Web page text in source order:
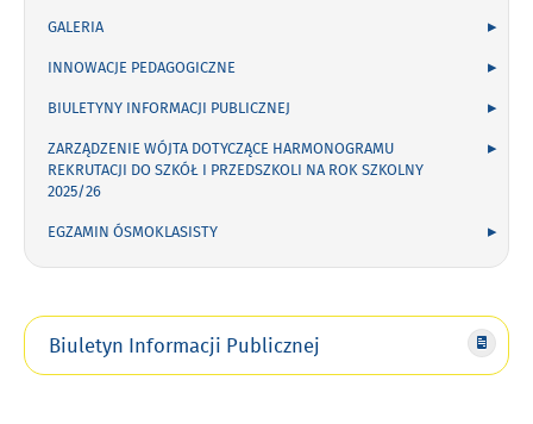
GALERIA
INNOWACJE PEDAGOGICZNE
BIULETYNY INFORMACJI PUBLICZNEJ
ZARZĄDZENIE WÓJTA DOTYCZĄCE HARMONOGRAMU
REKRUTACJI DO SZKÓŁ I PRZEDSZKOLI NA ROK SZKOLNY
2025/26
EGZAMIN ÓSMOKLASISTY
Biuletyn Informacji Publicznej